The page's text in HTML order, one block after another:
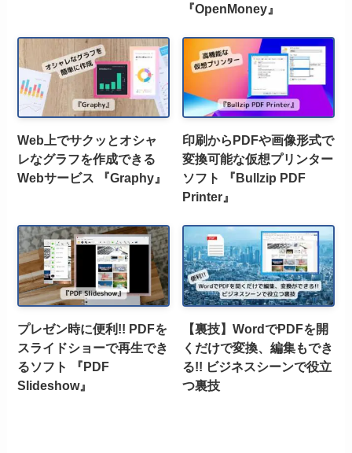
『OpenMoney』
Web上でサクッとオシャ
レなグラフを作成できる
Webサービス 『Graphy』
印刷からPDFや画像形式で
変換可能な仮想プリンター
ソフト 『Bullzip PDF
Printer』
プレゼン時に便利!! PDFを
スライドショーで再生でき
るソフト 『PDF
Slideshow』
【裏技】WordでPDFを開
くだけで変換、編集もでき
る!! ビジネスシーンで役立
つ裏技